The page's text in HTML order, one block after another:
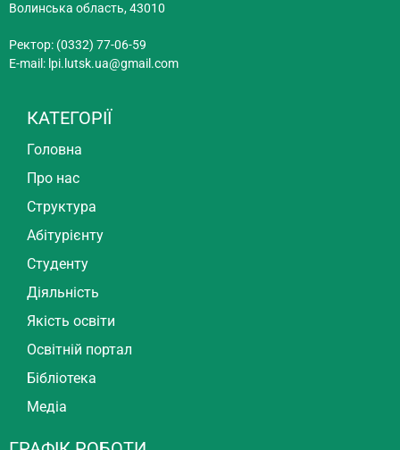
Волинська область, 43010
Ректор: (0332) 77-06-59
E-mail: lpi.lutsk.ua@gmail.com
КАТЕГОРІЇ
Головна
Про нас
Структура
Абітурієнту
Студенту
Діяльність
Якість освіти
Освітній портал
Бібліотека
Медіа